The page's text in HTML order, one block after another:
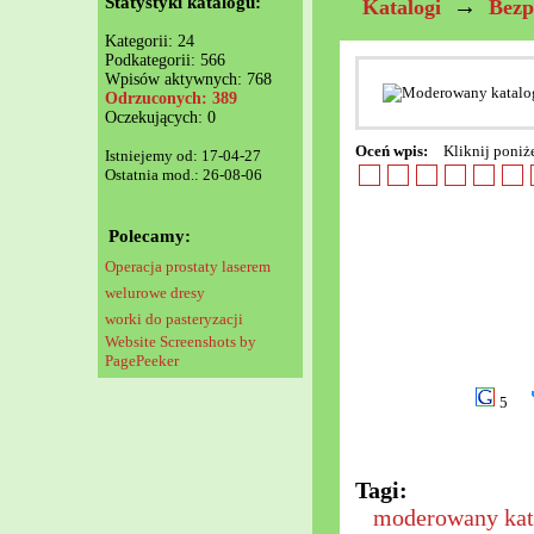
Kategorii: 24
Podkategorii: 566
Wpisów aktywnych: 768
Odrzuconych: 389
Oczekujących: 0
Istniejemy od: 17-04-27
Ostatnia mod.: 26-08-06
Polecamy:
Operacja prostaty laserem
welurowe dresy
worki do pasteryzacji
Website Screenshots by
PagePeeker
Katalogi →
Oceń wpis: Kliknij
5
Tagi:
moderowany